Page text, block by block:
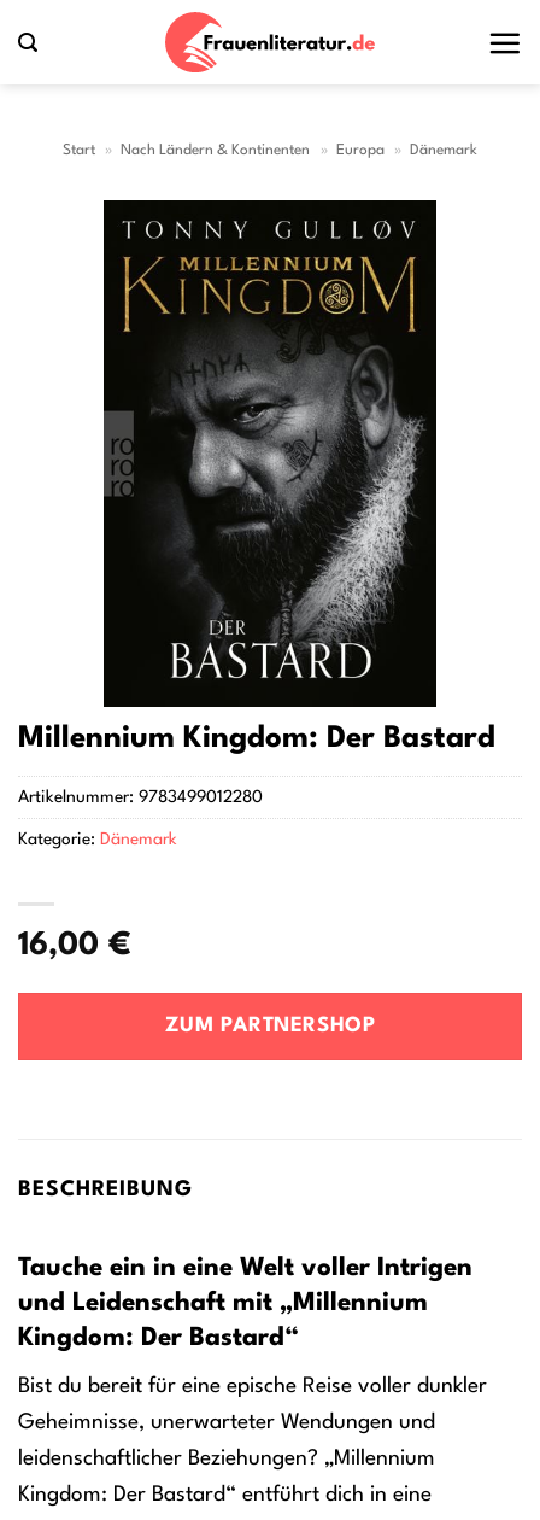
Inhalt
Start » Nach Ländern & Kontinenten » Europa » Dänemark
Millennium Kingdom: Der Bastard
16,00 €
ZUM PARTNERSHOP
Artikelnummer: 9783499012280
Kategorie: Dänemark
BESCHREIBUNG
Tauche ein in eine Welt voller Intrigen
und Leidenschaft mit „Millennium
Kingdom: Der Bastard“
Bist du bereit für eine epische Reise voller dunkler
Geheimnisse, unerwarteter Wendungen und
leidenschaftlicher Beziehungen? „Millennium
Kingdom: Der Bastard“ entführt dich in eine